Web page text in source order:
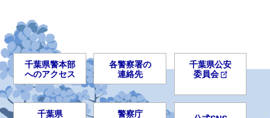
千葉県警本部
へのアクセス
各警察署の
連絡先
千葉県公安
委員会
千葉県 警察庁